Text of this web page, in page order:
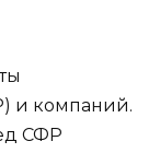
и компаний.
СФР